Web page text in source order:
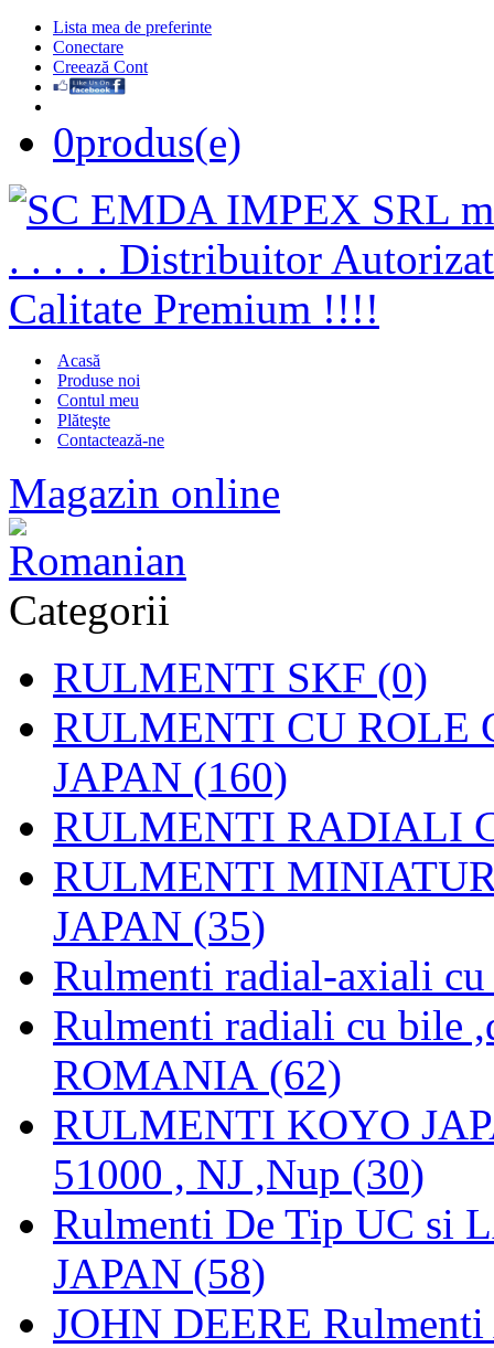
Lista mea de preferinte
Conectare
Creează Cont
0produs(e)
Acasă
Produse noi
Contul meu
Plăteşte
Contactează-ne
Magazin online
Categorii
RULMENTI SKF (0)
RULMENTI CU ROLE
JAPAN (160)
RULMENTI RADIALI
RULMENTI
JAPAN (35)
Rulmenti radial-axiali
Rulmenti radiali cu bile
ROMANIA (62)
RULMENTI KOYO
51000 , NJ ,Nup (30)
Rulmenti De Tip UC si
JAPAN (58)
JOHN DEERE